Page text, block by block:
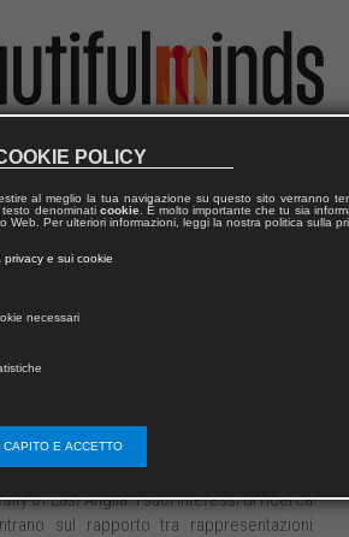
da riempire, ma un fuoco da accendere,
il Dottorato in Storia presso lo
ricerche presso lo stesso istituto,
Po – Parigi e l’Università degli Studi di
ora Lecturer in Modern European History
of East Anglia. I suoi interessi di ricerca
sul rapporto tra rappresentazioni
POLICY
al meglio la tua navigazione su questo sito verranno
testo denominati cookie. È molto importante che tu sia
Web. Per ulteriori informazioni, leggi la nostra politica sulla
privacy e sui cookie
necessari
CAPITO E ACCETTO